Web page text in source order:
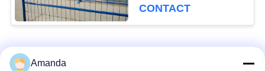
CONTACT
Catégories populaires
Amanda